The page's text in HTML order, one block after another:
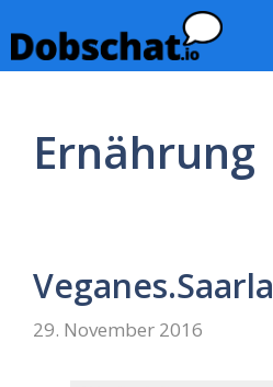
Inhalt
springen
Ernährung
29. November 2016